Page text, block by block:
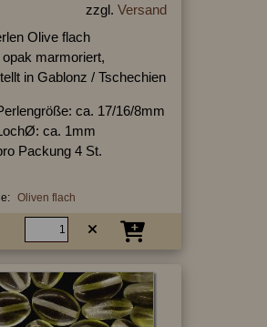
zzgl. Versand
Olive flach
marmoriert,
in Gablonz / Tschechien
ca. 17/16/8mm
ca. 1mm
Packung 4 St.
Oliven flach